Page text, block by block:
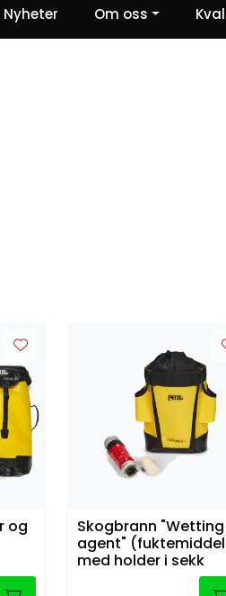
Nyheter Om oss
og
Skogbrann "Wetting
agent"
med holder i sekk